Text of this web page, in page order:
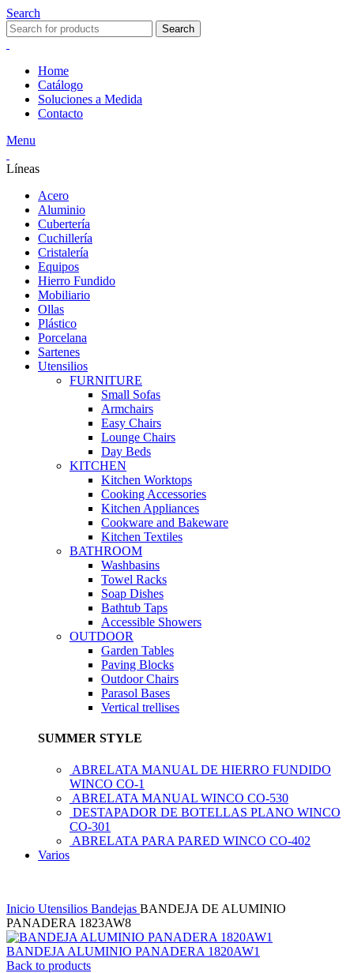
Search
Search
Home
Catálogo
Soluciones a Medida
Contacto
Menu
Líneas
Acero
Aluminio
Cubertería
Cuchillería
Cristalería
Equipos
Hierro Fundido
Mobiliario
Ollas
Plástico
Porcelana
Sartenes
Utensilios
FURNITURE
Small Sofas
Armchairs
Easy Chairs
Lounge Chairs
Day Beds
KITCHEN
Kitchen Worktops
Cooking Accessories
Kitchen Appliances
Cookware and Bakeware
Kitchen Textiles
BATHROOM
Washbasins
Towel Racks
Soap Dishes
Bathtub Taps
Accessible Showers
OUTDOOR
Garden Tables
Paving Blocks
Outdoor Chairs
Parasol Bases
Vertical trellises
SUMMER STYLE
ABRELATA MANUAL DE HIERRO FUNDIDO
WINCO CO-1
ABRELATA MANUAL WINCO CO-530
DESTAPADOR DE BOTELLAS PLANO WINCO
CO-301
ABRELATA PARA PARED WINCO CO-402
Varios
Inicio Utensilios Bandejas BANDEJA DE ALUMINIO
PANADERA 1823AW8
BANDEJA ALUMINIO PANADERA 1820AW1
Back to products